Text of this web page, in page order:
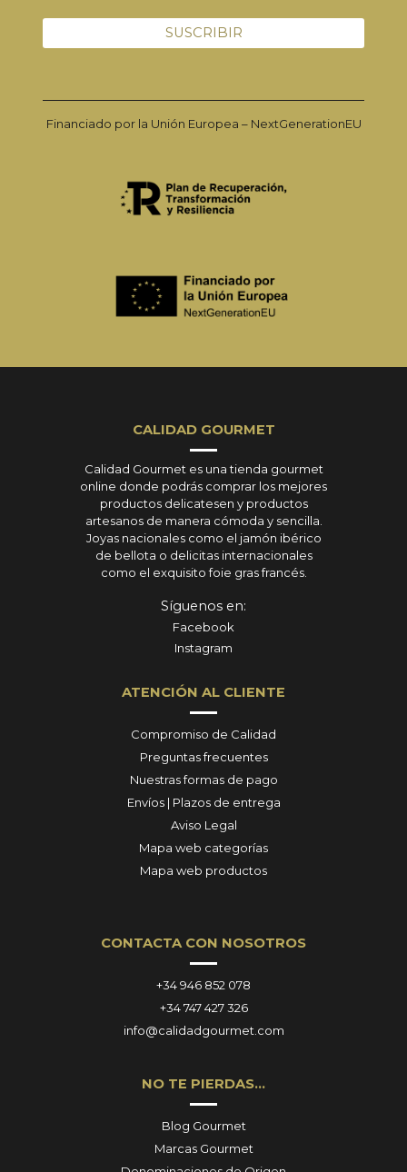
Financiado por la Unión Europea – NextGenerationEU
CALIDAD GOURMET
Calidad Gourmet es una tienda gourmet
online donde podrás comprar los mejores
productos delicatesen y productos
artesanos de manera cómoda y sencilla.
Joyas nacionales como el jamón ibérico
de bellota o delicitas internacionales
como el exquisito foie gras francés.
Síguenos en:
Facebook
Instagram
ATENCIÓN AL CLIENTE
Compromiso de Calidad
Preguntas frecuentes
Nuestras formas de pago
Envíos | Plazos de entrega
Aviso Legal
Mapa web categorías
Mapa web productos
CONTACTA CON NOSOTROS
+34 946 852 078
+34 747 427 326
info@calidadgourmet.com
NO TE PIERDAS…
Blog Gourmet
Marcas Gourmet